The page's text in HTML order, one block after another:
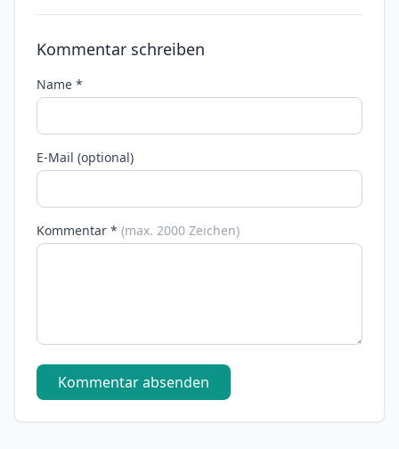
Kommentar schreiben
Name *
E-Mail (optional)
Kommentar * (max. 2000 Zeichen)
Kommentar absenden